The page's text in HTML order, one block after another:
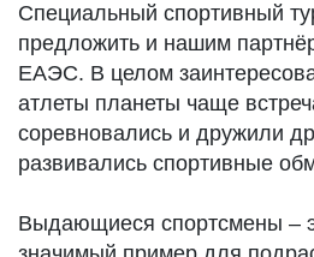
Специальный спортивный
предложить и нашим
ЕАЭС. В целом
атлеты планеты чаще
соревновались и дружили
развивались спортивные
Выдающиеся спортсмены –